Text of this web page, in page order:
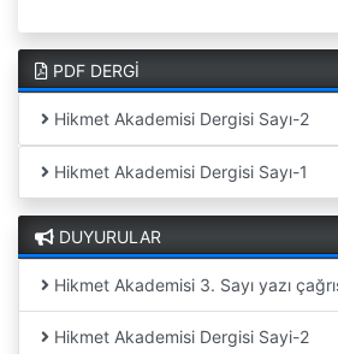
PDF DERGİ
Hikmet Akademisi Dergisi Sayı-2
Hikmet Akademisi Dergisi Sayı-1
DUYURULAR
Hikmet Akademisi 3. Sayı yazı
Hikmet Akademisi Dergisi Sayi-2